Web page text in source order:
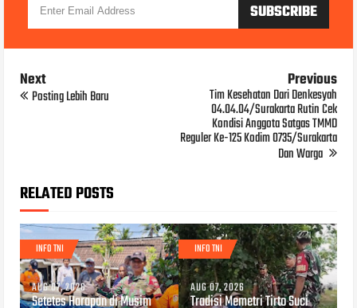
Next
Posting Lebih Baru
Previous
Tim Kesehatan Dari Denkesyah
04.04.04/Surakarta Rutin Cek
Kondisi Anggota Satgas TMMD
Reguler Ke-125 Kodim 0735/Surakarta
Dan Warga
RELATED POSTS
INFO TNI
AUG 07, 2026
Setetes Harapan di Musim
INFO TNI
AUG 07, 2026
Tradisi Memetri Tirto Suci